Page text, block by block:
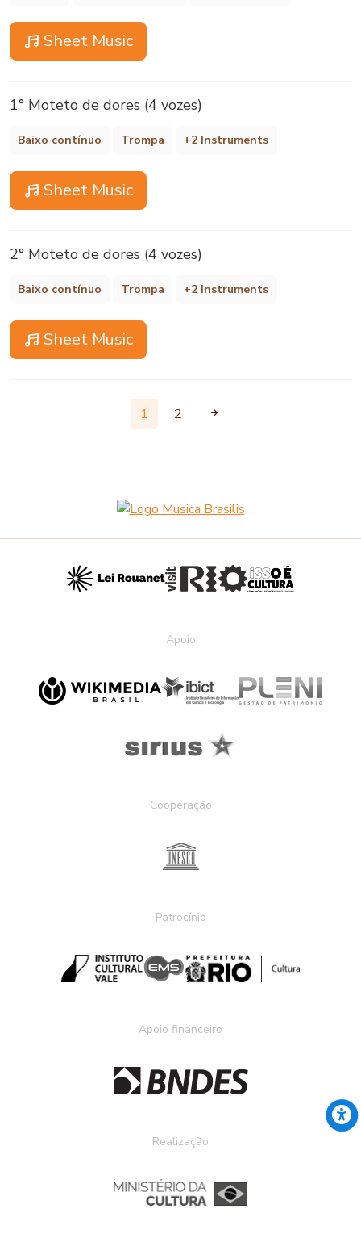
Sheet Music
1° Moteto de dores (4 vozes)
Baixo contínuo Trompa +2 Instruments
Sheet Music
2° Moteto de dores (4 vozes)
Baixo contínuo Trompa +2 Instruments
Sheet Music
1 2
Apoio
Cooperação
Patrocínio
Apoio financeiro
Realização